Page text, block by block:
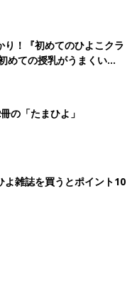
！『初めてのひよこクラ
めての授乳がうまくい
と夏のトラブル 解決テ
の「たまひよ」
よ雑誌を買うとポイント10